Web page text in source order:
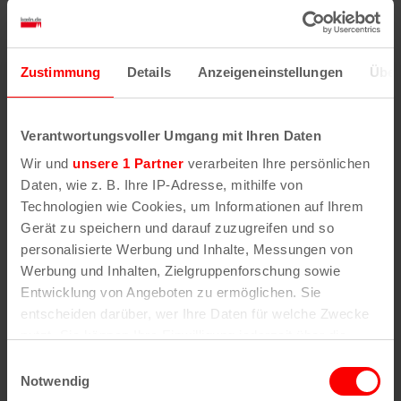
Zustimmung Details Anzeigeneinstellungen
Verantwortungsvoller Umgang mit Ihren Daten
Wir und unsere 1 Partner verarbeiten Ihre persönlichen
Daten, wie z. B. Ihre IP-Adresse, mithilfe von
Technologien wie Cookies, um Informationen auf Ihrem
Gerät zu speichern und darauf zuzugreifen und so
personalisierte Werbung und Inhalte, Messungen von
Werbung und Inhalten, Zielgruppenforschung sowie
Entwicklung von Angeboten zu ermöglichen. Sie
entscheiden darüber, wer Ihre Daten für welche Zwecke
Trigger Symbol ändern oder widerrufen
Notwendig
Sven.Plaggemeier@netcologne.com
0221 2222-5246
Olav Lahme
Online-Redakteur
Olav.Lahme@netcologne.com
Viola Lentze
Online-Redakteurin
Viola.Lentze@netcologne.com
Helmut Löwe
Helmut.Loewe@netcologne.com